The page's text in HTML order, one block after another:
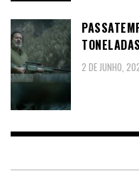
2 DE JUNHO,